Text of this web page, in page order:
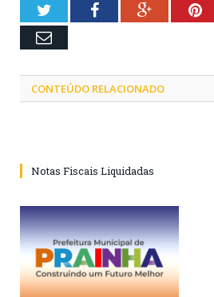
TwitterFacebookGoogle+
Email
CONTEÚDO RELACIONADO
Notas Fiscais Liquidadas